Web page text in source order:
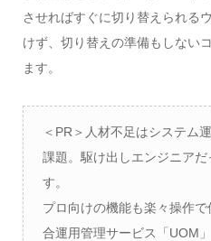
させればすぐに切り替えられる
けず、切り替えの準備もしない
ます。
＜PR＞人材不足はシステム
課題。駆け出しエンジニア
す。
プロ向けの機能も楽々操作
合運用管理サービス「UOM